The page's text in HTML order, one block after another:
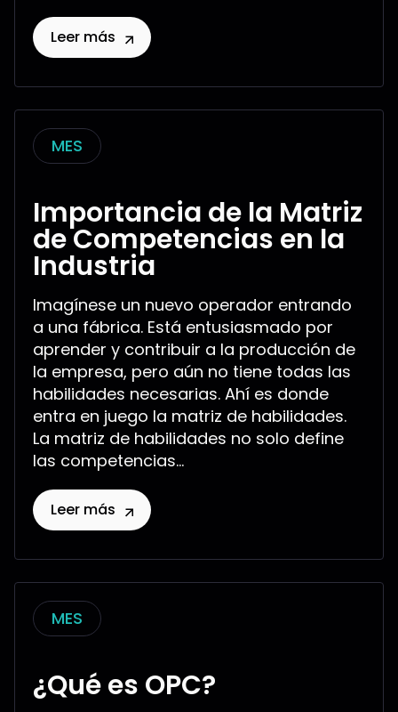
Leer más
MES
Importancia de la Matriz
de Competencias en la
Industria
Imagínese un nuevo operador entrando
a una fábrica. Está entusiasmado por
aprender y contribuir a la producción de
la empresa, pero aún no tiene todas las
habilidades necesarias. Ahí es donde
entra en juego la matriz de habilidades.
La matriz de habilidades no solo define
las competencias...
Leer más
MES
¿Qué es OPC?